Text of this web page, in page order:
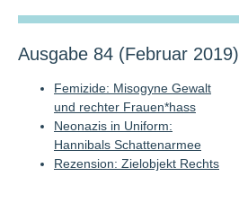
Ausgabe 84 (Februar 2019)
Femizide: Misogyne Gewalt
und rechter Frauen*hass
Neonazis in Uniform:
Hannibals Schattenarmee
Rezension: Zielobjekt Rechts